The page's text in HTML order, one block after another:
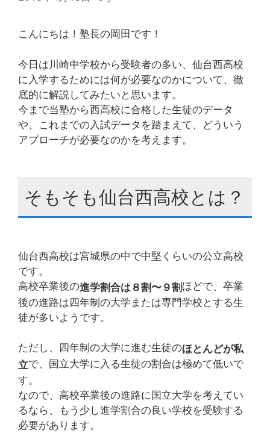
こんにちは！塾長の岡田です！
今日は川崎中学校から受験者の多い、仙台西高校
に入学するためには何が必要なのかについて、徹
底的に解説してみたいと思います。
今まで当塾から西高校に合格した生徒のデータ
や、これまでの入試データを踏まえて、どういう
アプローチが必要なのかを考えます。
そもそも仙台西高校とは？
仙台西高校は宮城県の中で中堅くらいの公立高校
です。
高校卒業後の進学割合は８割〜９割ほどで、卒業
後の進路は四年制の大学または専門学校とする生
徒が多いようです。
ただし、四年制の大学に進む生徒のほとんどが私
立で、国立大学に入る生徒の割合は極めて低いで
す。
なので、高校卒業後の進路に国立大学を考えてい
るなら、もう少し進学割合の良い学校を受験する
必要があります。